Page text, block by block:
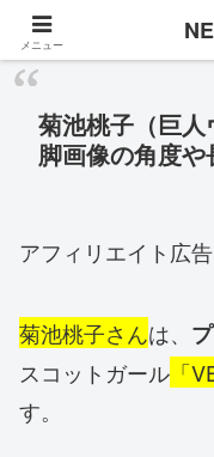
菊池桃子（巨
脚画像の角度や
アフィリエイト広
菊池桃子さんは、
スコットガール 「
す。
メニュー